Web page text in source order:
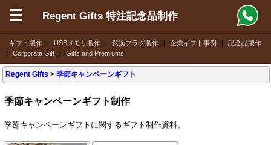
ギフト製作 | USBメモリ製作 | 変換プラグ製作 | 企業ギフト事例 |
記念品製作
|
Corporate Gift | Gifts and Premiums
Regent Gifts 特注記念品制作
Regent Gifts >季節キャンペーンギフト
季節キャンペーンギフト制作
季節キャンペーンギフトに関するギフト制作資料。